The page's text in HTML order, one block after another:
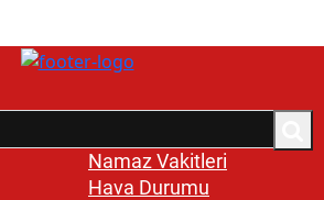
Namaz Vakitleri
Hava Durumu